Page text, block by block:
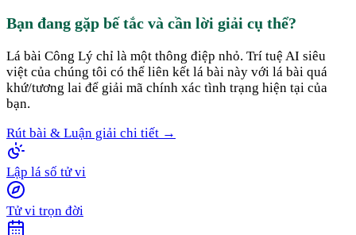
Bạn đang gặp bế tắc và cần lời giải cụ thể?
Lá bài Công Lý chỉ là một thông điệp nhỏ. Trí tuệ AI siêu
việt của chúng tôi có thể liên kết lá bài này với lá bài quá
khứ/tương lai để giải mã chính xác tình trạng hiện tại của
bạn.
Rút bài & Luận giải chi tiết →
Lập lá số tử vi
Tử vi trọn đời